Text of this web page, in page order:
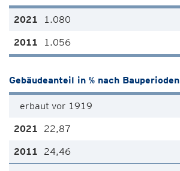
1.080
1.056
Gebäudeanteil in % nach Bauperioden
erbaut vor 1919
22,87
24,46